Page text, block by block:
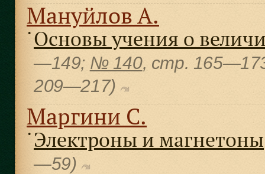
Мануйлов А.
● Основы учения о
—149; № 140, cтр.
209—217)
Маргини С.
● Электроны и магнетоны
—59)